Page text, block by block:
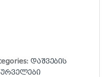
დაშვების